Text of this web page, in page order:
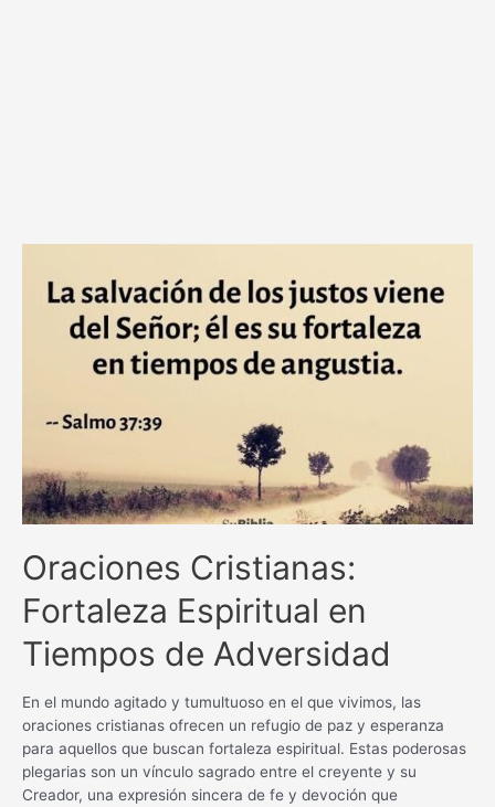
Oraciones Cristianas:
Fortaleza Espiritual en
Tiempos de Adversidad
En el mundo agitado y tumultuoso en el que vivimos, las
oraciones cristianas ofrecen un refugio de paz y esperanza
para aquellos que buscan fortaleza espiritual. Estas poderosas
plegarias son un vínculo sagrado entre el creyente y su
Creador, una expresión sincera de fe y devoción que